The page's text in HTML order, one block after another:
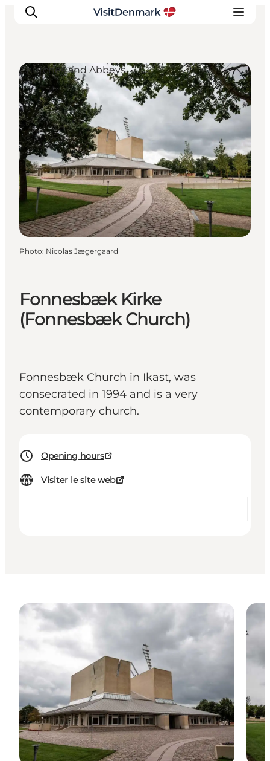
Inspirations
Destinations
Quoi faire
Hébergements
Planifiez votre voyage
Fonnesbæk Kirke
(Fonnesbæk Church)
Fonnesbæk Church in Ikast, was
consecrated in 1994 and is a very
contemporary church.
Opening hours
Visiter le site web
Churches and Abbeys
Photo: Nicolas Jægergaard